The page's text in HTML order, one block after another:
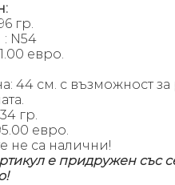
гр.
N54
евро.
44 см. с възможност за
гр.
евро.
не са налични!
е придружен със